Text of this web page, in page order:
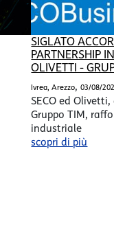
SIGLATO
PARTNERSHIP
OLIVETTI -
Ivrea, Arezzo,03/08/
SECO ed
Gruppo TIM,
industriale
scopri di più